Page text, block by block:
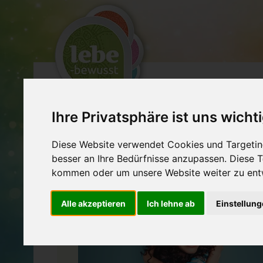
Ihre Privatsphäre ist uns
Diese Website verwendet Cookies und
besser an Ihre Bedürfnisse anzupassen. Diese
kommen oder um unsere Website weiter zu
Alle akzeptieren Ich lehne ab
EXPERTEN
SELBSTERKENNTNIS & COACHING